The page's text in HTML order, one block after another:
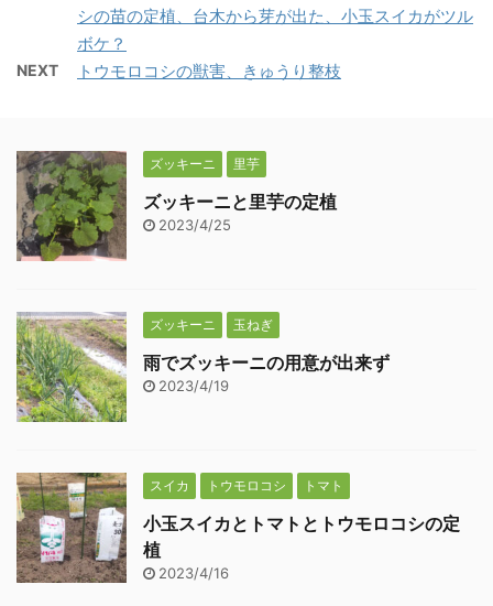
シの苗の定植、台木から芽が出た、小玉スイカがツル
ボケ？
NEXT トウモロコシの獣害、きゅうり整枝
ズッキーニ 里芋
ズッキーニと里芋の定植
2023/4/25
ズッキーニ 玉ねぎ
雨でズッキーニの用意が出来ず
2023/4/19
スイカ トウモロコシ トマト
小玉スイカとトマトとトウモロコシの定
植
2023/4/16